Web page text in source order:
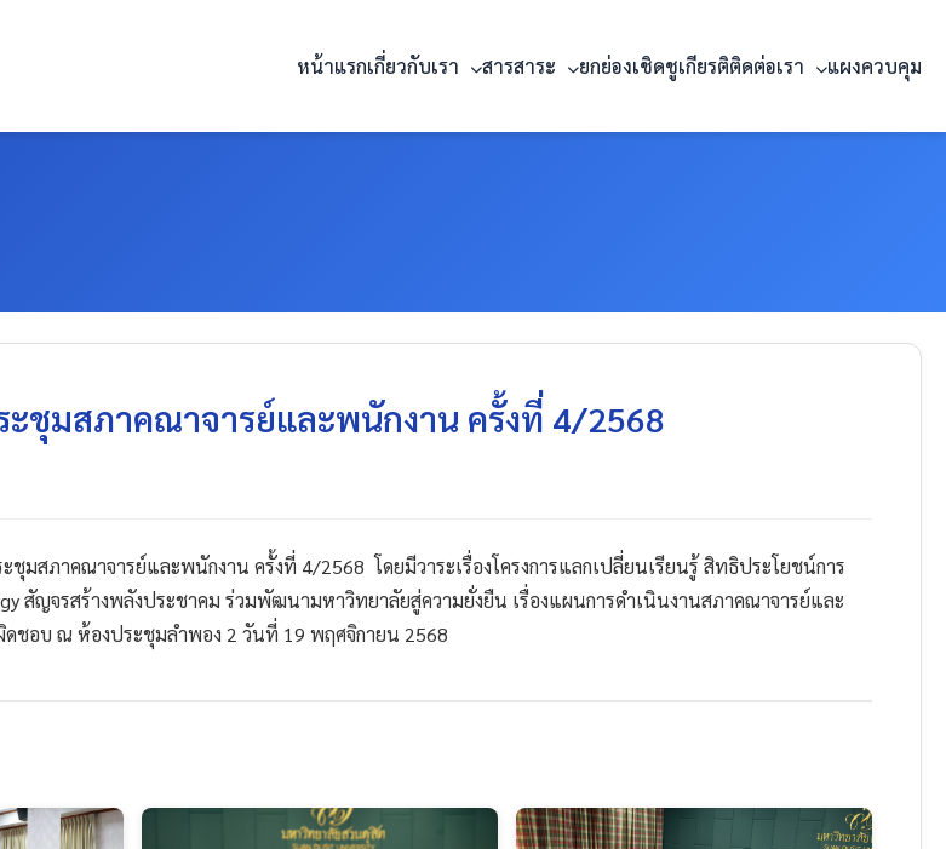
หน้าแรกเกี่ยวกับเรา สารสาระ ยกย่องเชิดชูเกียรติติดต่อเรา แผงควบคุม
ชุมสภาคณาจารย์และพนักงาน ครั้งที่ 4/2568
สภาคณาจารย์และพนักงาน ครั้งที่ 4/2568 โดยมีวาระเรื่องโครงการแลกเปลี่ยนเรียนรู้ สิทธิประโยชน์การ
สัญจรสร้างพลังประชาคม ร่วมพัฒนามหาวิทยาลัยสู่ความยั่งยืน เรื่องแผนการดำเนินงานสภาคณาจารย์และ
ดชอบ ณ ห้องประชุมลำพอง 2 วันที่ 19 พฤศจิกายน 2568